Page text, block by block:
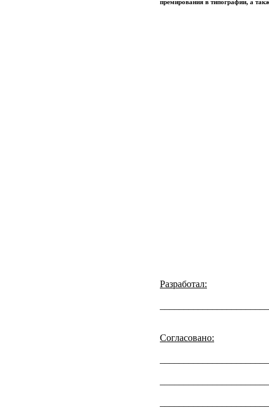
премирования в типографии, а
Разработал:
Согласовано: